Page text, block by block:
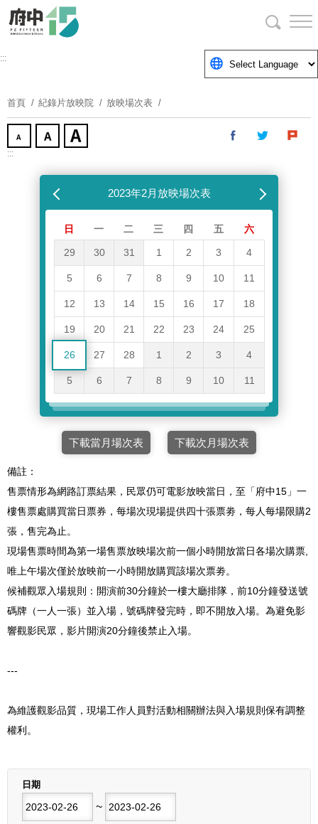
要
塊
:::
首頁 紀錄片放映院 放映場次表
:::
2023年2月放映場次表下個月
日 一 二 三 四 五 六
29 30 31 1 2 3 4
5 6 7 8 9 10 11
12 13 14 15 16 17 18
19 20 21 22 23 24 25
26 27 28 1 2 3 4
5 6 7 8 9 10 11
下載當月場次表 下載次月場次表
備註：
售票情形為網路訂票結果，民眾仍可電影放映當日，至「府中15」一
樓售票處購買當日票券，每場次現場提供四十張票劵，每人每場限購2
張，售完為止。
現場售票時間為第一場售票放映場次前一個小時開放當日各場次購票,
唯上午場次僅於放映前一小時開放購買該場次票劵。
候補觀眾入場規則：開演前30分鐘於一樓大廳排隊，前10分鐘發送號
碼牌（一人一張）並入場，號碼牌發完時，即不開放入場。為避免影
響觀影民眾，影片開演20分鐘後禁止入場。
---
為維護觀影品質，現場工作人員對活動相關辦法與入場規則保有調整
權利。
日期
~